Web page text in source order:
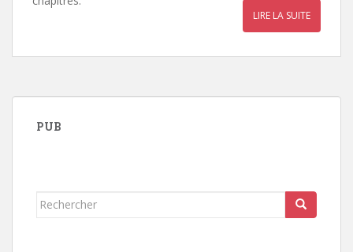
LIRE LA SUITE
PUB
Rechercher...